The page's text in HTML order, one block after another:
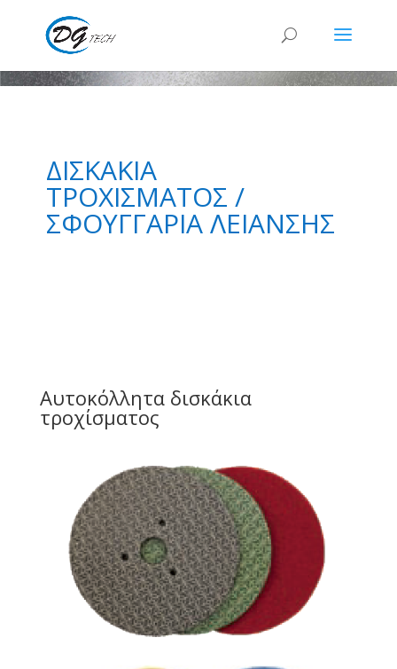
ΔΙΣΚΑΚΙΑ
ΤΡΟΧΙΣΜΑΤΟΣ /
ΣΦΟΥΓΓΑΡΙΑ ΛΕΙΑΝΣΗΣ
Αυτοκόλλητα δισκάκια
τροχίσματος